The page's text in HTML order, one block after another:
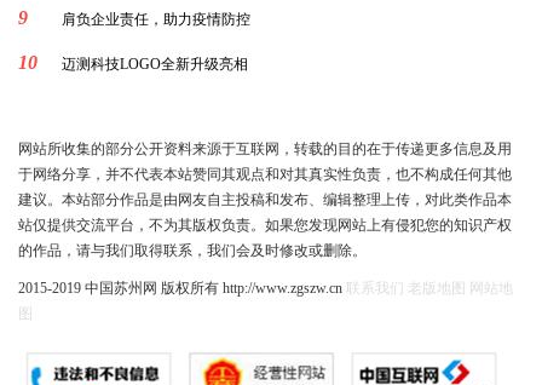
9 肩负企业责任，助力疫情防控
10 迈测科技LOGO全新升级亮相
网站所收集的部分公开资料来源于互联网，转载的目的在于传递更多信息及用
于网络分享，并不代表本站赞同其观点和对其真实性负责，也不构成任何其他
建议。本站部分作品是由网友自主投稿和发布、编辑整理上传，对此类作品本
站仅提供交流平台，不为其版权负责。如果您发现网站上有侵犯您的知识产权
的作品，请与我们取得联系，我们会及时修改或删除。
2015-2019 中国苏州网 版权所有 http://www.zgszw.cn 联系我们 老版地图
网站地
图